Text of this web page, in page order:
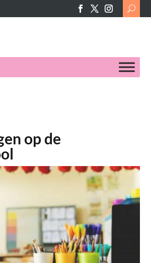
Search
for:
op de